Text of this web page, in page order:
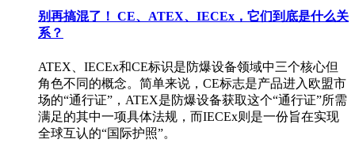
别再搞混了！ CE、ATEX、IECEx，它们到底是什么关
系？
ATEX、IECEx和CE标识是防爆设备领域中三个核心但
角色不同的概念。简单来说，CE标志是产品进入欧盟市
场的“通行证”，ATEX是防爆设备获取这个“通行证”所需
满足的其中一项具体法规，而IECEx则是一份旨在实现
全球互认的“国际护照”。